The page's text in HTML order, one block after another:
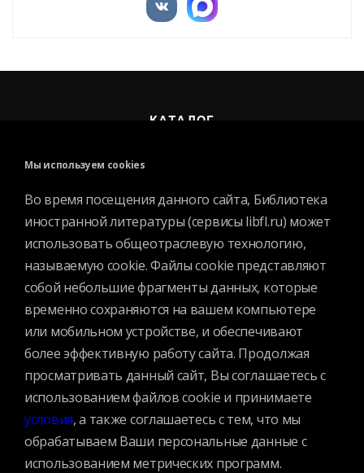
КАТАЛОГ
О БИБЛИОТЕКЕ
Контактная информация
Вакансии
Услуги
История библиотеки
Спецпроекты
Премии
Мы используем cookies
Во время посещения данного сайта, Библиотека
иностранной литературы (сервисы libfl.ru) может
использовать общеотраслевую технологию,
называемую cookie. Файлы cookie представляют
собой небольшие фрагменты данных, которые
временно сохраняются на вашем компьютере
или мобильном устройстве, и обеспечивают
более эффективную работу сайта. Продолжая
просматривать данный сайт, Вы соглашаетесь с
использованием файлов cookie и принимаете
условия, а также соглашаетесь с тем, что мы
обрабатываем Ваши персональные данные с
использованием метрических программ.